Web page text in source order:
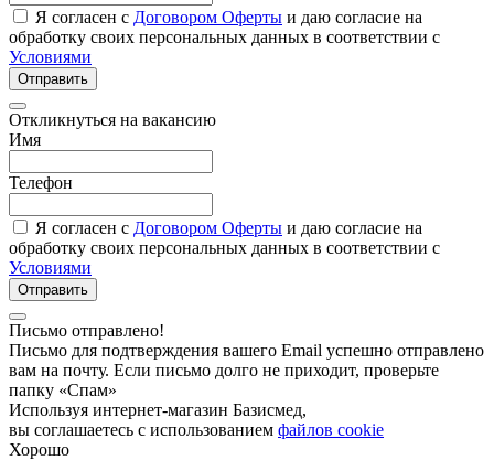
Я согласен с Договором Оферты и даю согласие на
обработку своих персональных данных в соответствии с
Условиями
Отправить
Откликнуться на вакансию
Имя
Телефон
Я согласен с Договором Оферты и даю согласие на
обработку своих персональных данных в соответствии с
Условиями
Отправить
Письмо отправлено!
Письмо для подтверждения вашего Email успешно отправлено
вам на почту. Если письмо долго не приходит, проверьте
папку «Спам»
Используя интернет-магазин Базисмед,
вы соглашаетесь с использованием файлов cookie
Хорошо